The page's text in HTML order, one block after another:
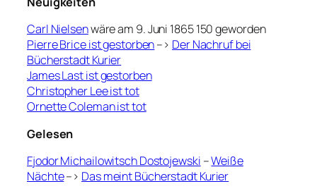
Carl Nielsenwäre am 9. Juni 1865 150 geworden
Pierre Brice ist gestorben–> Der Nachruf bei
Bücherstadt Kurier
James Last ist gestorben
Christopher Lee ist tot
Ornette Coleman ist tot
Gelesen
Fjodor Michailowitsch Dostojewski –Weiße
Nächte–> Das meint Bücherstadt Kurier